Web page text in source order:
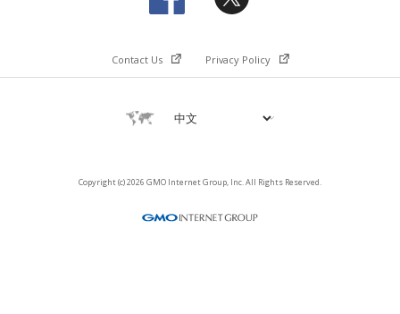
Contact Us Privacy Policy
Copyright (c) 2026 GMO Internet Group, Inc. All Rights Reserved.